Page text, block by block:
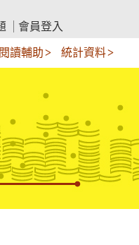
會員登入
閱讀輔助 統計資料